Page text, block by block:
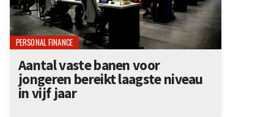
PERSONAL FINANCE
Aantal vaste banen voor
jongeren bereikt laagste niveau
in vijf jaar